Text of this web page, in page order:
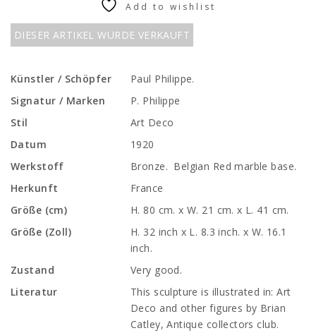
DIESER ARTIKEL WURDE VERKAUFT
Add to wishlist
Künstler / Schöpfer
Paul Philippe.
Signatur / Marken
P. Philippe
Stil
Art Deco
Datum
1920
Werkstoff
Bronze. Belgian Red marble base.
Herkunft
France
Größe (cm)
H. 80 cm. x W. 21 cm. x L. 41 cm.
Größe (Zoll)
H. 32 inch x L. 8.3 inch. x W. 16.1
inch.
Zustand
Very good.
Literatur
This sculpture is illustrated in: Art
Deco and other figures by Brian
Catley, Antique collectors club.